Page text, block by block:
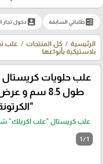
ballotطلباتي السابقة account_box دخول تجار
الرئيسية كل المنتجات
علب
بلاستيكية بأنواعها
علب حلويات
"الكرتونة 300
علب كريستال "علب اكريلك"
1 / 1